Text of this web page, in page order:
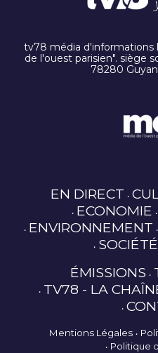
tv78 média d'informations
de l'ouest parisien". siège
78280
EN DIRECT
ECONOMIE
ENVIRONNEMENT
SOCIÉTÉ
ÉMISSIONS
TV78 - LA
Mentions Légales
Politique